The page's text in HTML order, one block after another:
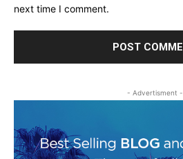
next time I comment.
- Advertisment -